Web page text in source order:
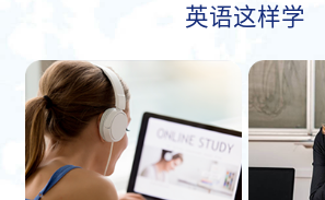
英语这样学